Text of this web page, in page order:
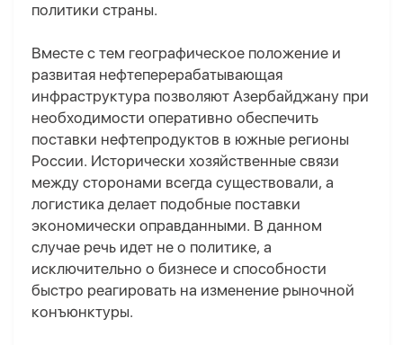
политики страны.
Вместе с тем географическое положение и
развитая нефтеперерабатывающая
инфраструктура позволяют Азербайджану при
необходимости оперативно обеспечить
поставки нефтепродуктов в южные регионы
России. Исторически хозяйственные связи
между сторонами всегда существовали, а
логистика делает подобные поставки
экономически оправданными. В данном
случае речь идет не о политике, а
исключительно о бизнесе и способности
быстро реагировать на изменение рыночной
конъюнктуры.